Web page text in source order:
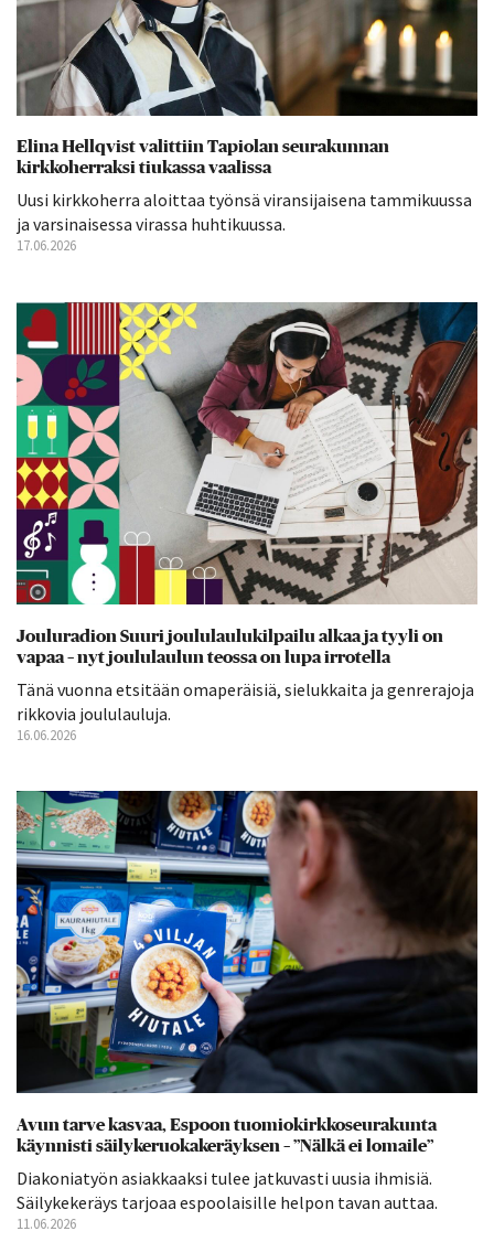
Elina Hellqvist valittiin Tapiolan seurakunnan
kirkkoherraksi tiukassa vaalissa
Uusi kirkkoherra aloittaa työnsä viransijaisena tammikuussa
ja varsinaisessa virassa huhtikuussa.
17.06.2026
Jouluradion Suuri joululaulukilpailu alkaa ja tyyli on
vapaa – nyt joululaulun teossa on lupa irrotella
Tänä vuonna etsitään omaperäisiä, sielukkaita ja genrerajoja
rikkovia joululauluja.
16.06.2026
Avun tarve kasvaa, Espoon tuomiokirkkoseurakunta
käynnisti säilykeruokakeräyksen – ”Nälkä ei lomaile”
Diakoniatyön asiakkaaksi tulee jatkuvasti uusia ihmisiä.
Säilykekeräys tarjoaa espoolaisille helpon tavan auttaa.
11.06.2026